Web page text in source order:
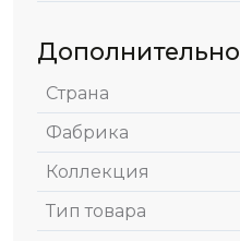
Дополнительно
Страна
Фабрика
Коллекция
Тип товара